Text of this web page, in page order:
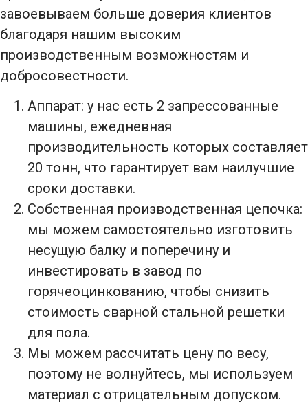
завоевываем больше доверия клиентов
благодаря нашим высоким
производственным возможностям и
добросовестности.
Аппарат: у нас есть 2 запрессованные
машины, ежедневная
производительность которых составляет
20 тонн, что гарантирует вам наилучшие
сроки доставки.
Собственная производственная цепочка:
мы можем самостоятельно изготовить
несущую балку и поперечину и
инвестировать в завод по
горячеоцинкованию, чтобы снизить
стоимость сварной стальной решетки
для пола.
Мы можем рассчитать цену по весу,
поэтому не волнуйтесь, мы используем
материал с отрицательным допуском.